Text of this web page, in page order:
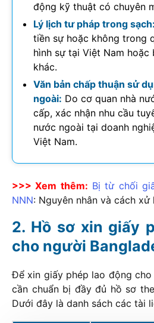
động kỹ thuật có chuyên
Lý lịch tư pháp trong sạch:
tiền sự hoặc không trong
hình sự tại Việt Nam
khác.
Văn bản chấp thuận sử
ngoài: Do cơ quan nhà
cấp, xác nhận nhu cầu
nước ngoài tại doanh
Việt Nam.
>>> Xem thêm: Bị từ chối
NNN: Nguyên nhân và cách xử
Hồ sơ xin giấy
cho người
Để xin giấy phép lao động cho
cần chuẩn bị đầy đủ hồ sơ
Dưới đây là danh sách các tài